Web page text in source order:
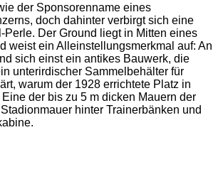
der Sponsorenname eines
doch dahinter verbirgt sich eine
Perle. Der Ground liegt in Mitten eines
weist ein Alleinstellungsmerkmal auf: An
sich einst ein antikes Bauwerk, die
unterirdischer Sammelbehälter für
warum der 1928 errichtete Platz in
der bis zu 5 m dicken Mauern der
hinter Trainerbänken und